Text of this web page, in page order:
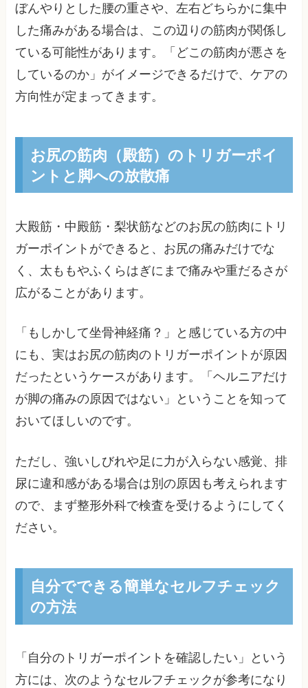
ぼんやりとした腰の重さや、左右どちらかに集中
した痛みがある場合は、この辺りの筋肉が関係し
ている可能性があります。「どこの筋肉が悪さを
しているのか」がイメージできるだけで、ケアの
方向性が定まってきます。
お尻の筋肉（殿筋）のトリガーポイ
ントと脚への放散痛
大殿筋・中殿筋・梨状筋などのお尻の筋肉にトリ
ガーポイントができると、お尻の痛みだけでな
く、太ももやふくらはぎにまで痛みや重だるさが
広がることがあります。
「もしかして坐骨神経痛？」と感じている方の中
にも、実はお尻の筋肉のトリガーポイントが原因
だったというケースがあります。「ヘルニアだけ
が脚の痛みの原因ではない」ということを知って
おいてほしいのです。
ただし、強いしびれや足に力が入らない感覚、排
尿に違和感がある場合は別の原因も考えられます
ので、まず整形外科で検査を受けるようにしてく
ださい。
自分でできる簡単なセルフチェック
の方法
「自分のトリガーポイントを確認したい」という
方には、次のようなセルフチェックが参考になり